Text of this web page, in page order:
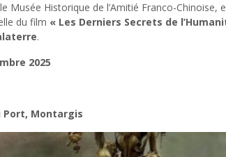
Musée Historique de l’Amitié Franco-Chinoise,
du film « Les Derniers Secrets de
.
2025
Port, Montargis